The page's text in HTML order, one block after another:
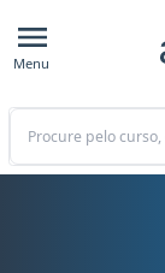
Menu
Buscar